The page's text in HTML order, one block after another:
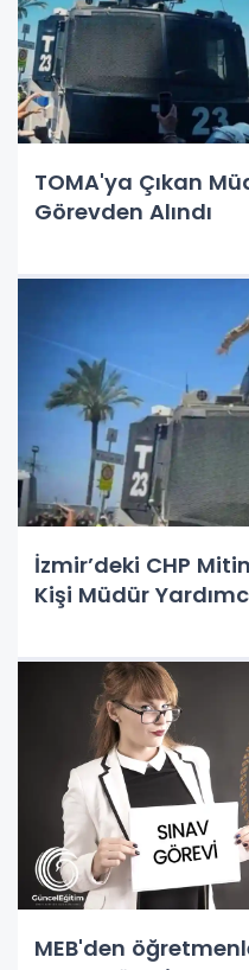
TOMA'ya Çıkan
Görevden Alındı
İzmir’deki CHP
Kişi Müdür
MEB'den